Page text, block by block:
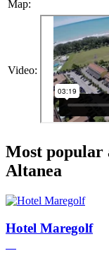
Map:
Video:
Most popular
Altanea
Hotel Maregolf